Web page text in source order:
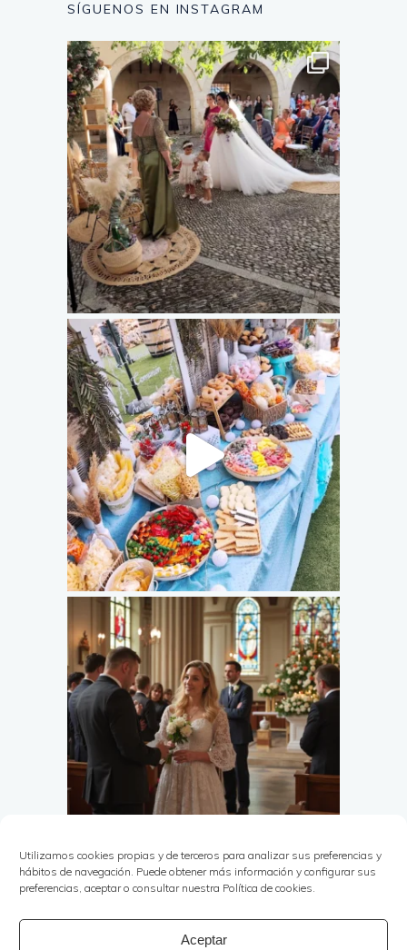
Utilizamos cookies propias y de terceros para analizar sus preferencias y
hábitos de navegación. Puede obtener más información y configurar sus
preferencias, aceptar o consultar nuestra Política de cookies.
Aceptar
SÍGUENOS EN INSTAGRAM